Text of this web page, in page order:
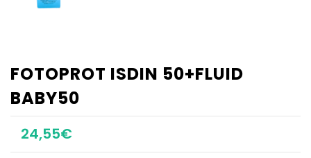
FOTOPROT ISDIN 50+FLUID
BABY50
24,55€